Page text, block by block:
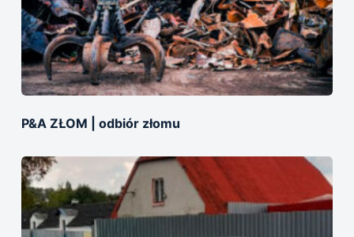
P&A ZŁOM | оdbiór złomu